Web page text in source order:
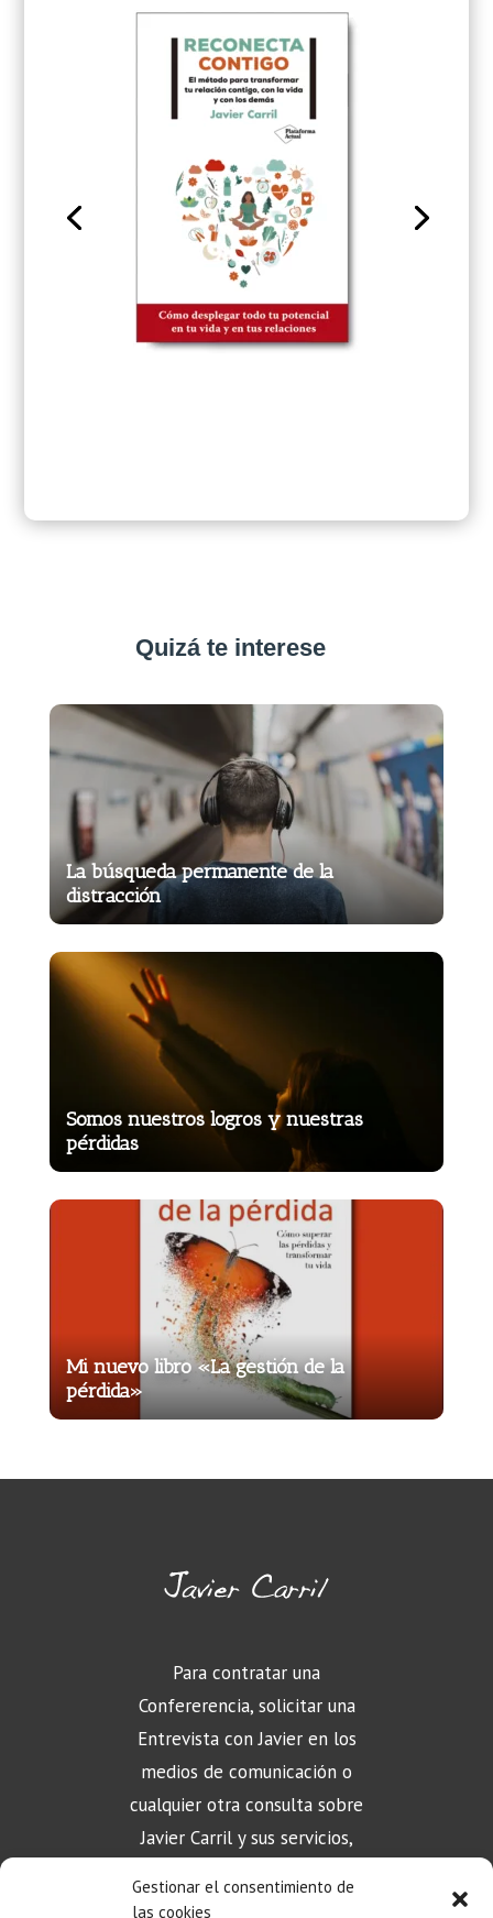
Gestionar el consentimiento de
las cookies
Quizá te interese
La búsqueda permanente de la
distracción
Somos nuestros logros y nuestras
pérdidas
Mi nuevo libro «La gestión de la
pérdida»
Para contratar una
Confererencia, solicitar una
Entrevista con Javier en los
medios de comunicación o
cualquier otra consulta sobre
Javier Carril y sus servicios,